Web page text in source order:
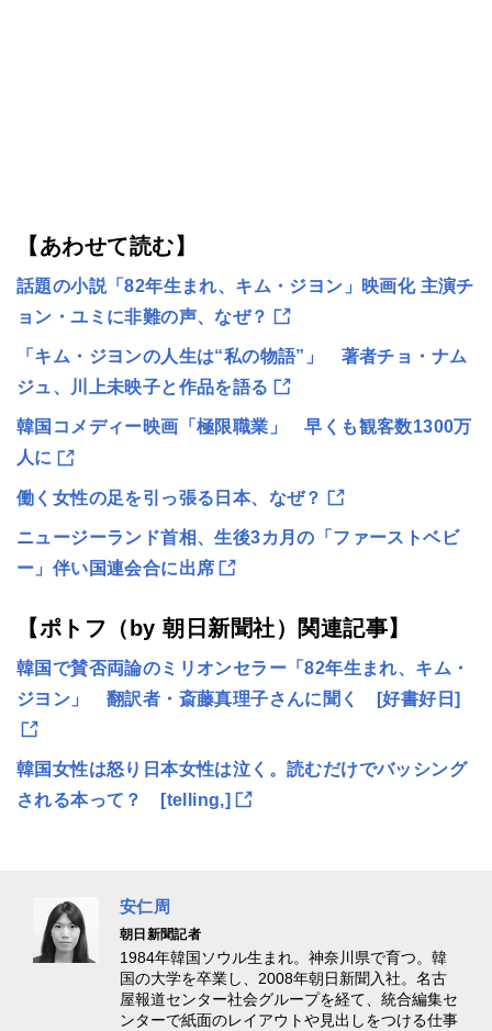
【あわせて読む】
話題の小説「82年生まれ、キム・ジヨン」映画化 主演チ
ョン・ユミに非難の声、なぜ？
「キム・ジヨンの人生は“私の物語”」 著者チョ・ナム
ジュ、川上未映子と作品を語る
韓国コメディー映画「極限職業」 早くも観客数1300万
人に
働く女性の足を引っ張る日本、なぜ？
ニュージーランド首相、生後3カ月の「ファーストベビ
ー」伴い国連会合に出席
【ポトフ（by 朝日新聞社）関連記事】
韓国で賛否両論のミリオンセラー「82年生まれ、キム・
ジヨン」 翻訳者・斎藤真理子さんに聞く [好書好日]
韓国女性は怒り日本女性は泣く。読むだけでバッシング
される本って？ [telling,]
安仁周
朝日新聞記者
1984年韓国ソウル生まれ。神奈川県で育つ。韓
国の大学を卒業し、2008年朝日新聞入社。名古
屋報道センター社会グループを経て、統合編集セ
ンターで紙面のレイアウトや見出しをつける仕事